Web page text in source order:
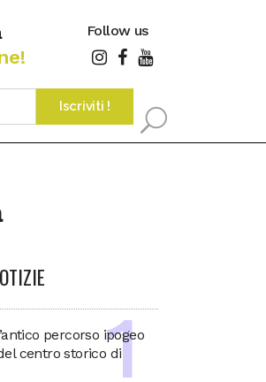
Follow us
percorso ipogeo
centro storico di